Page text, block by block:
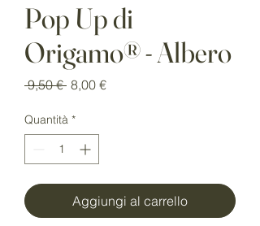
Pop Up di
Origamo® - Albero
9,50 € Prezzo
8,00 €Prezzo
Quantità *
Aggiungi al carrello